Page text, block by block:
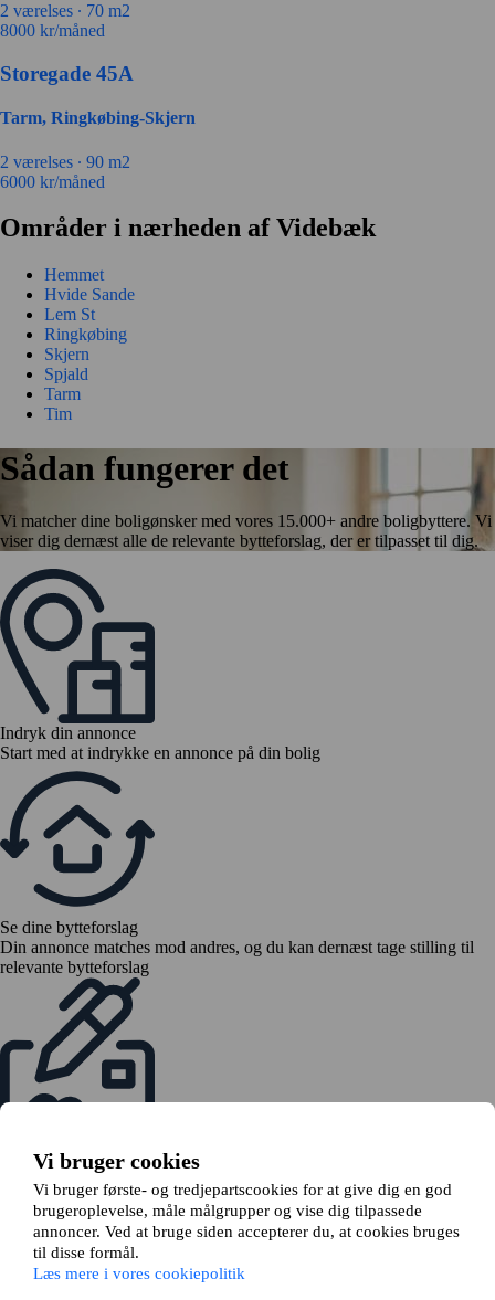
Vi bruger cookies
Vi bruger første- og tredjepartscookies for at give dig en god
brugeroplevelse, måle målgrupper og vise dig tilpassede
annoncer. Ved at bruge siden accepterer du, at cookies bruges
til disse formål.
Læs mere i vores cookiepolitik
2 værelses ∙ 70 m2
8000 kr/måned
Storegade 45A
Tarm, Ringkøbing-Skjern
2 værelses ∙ 90 m2
6000 kr/måned
Områder i nærheden af Videbæk
Hemmet
Hvide Sande
Lem St
Ringkøbing
Skjern
Spjald
Tarm
Tim
Sådan fungerer det
Vi matcher dine boligønsker med vores 15.000+ andre boligbyttere. Vi
viser dig dernæst alle de relevante bytteforslag, der er tilpasset til dig.
Indryk din annonce
Start med at indrykke en annonce på din bolig
Se dine bytteforslag
Din annonce matches mod andres, og du kan dernæst tage stilling til
relevante bytteforslag
Hvis alle er enige om byttet, indsender du en bytteanmodning til din
udlejer